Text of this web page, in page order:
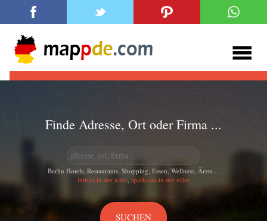
Finde Adresse, Ort oder Firma ...
Berlin Hotels, Restaurants, Shopping, Essen, Wellness, Ärzte ...
imbiss in der nähe, sparkasse in der nähe